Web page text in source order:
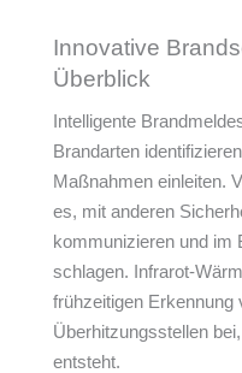
Innovative
Überblick
Intelligente
Brandarten
Maßnahmen einleiten.
es, mit anderen
kommunizieren und im
schlagen. Infrarot-
frühzeitigen Erkennung
Überhitzungsstellen
entsteht.